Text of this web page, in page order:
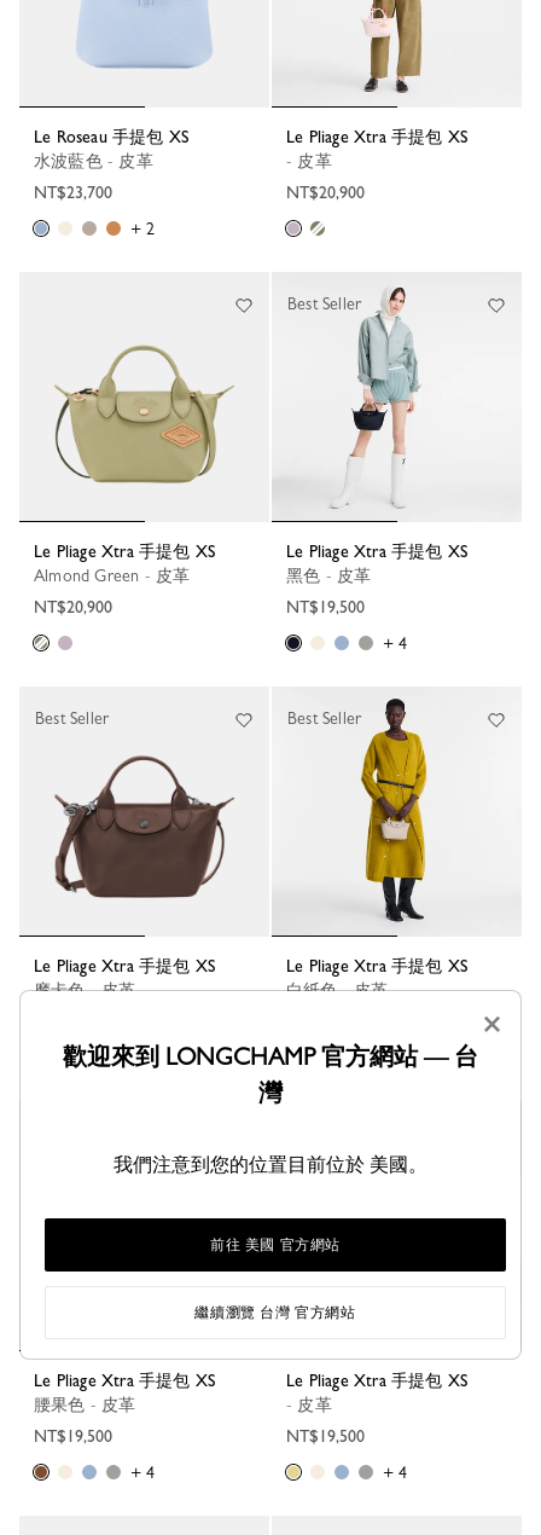
Le Roseau 手提包 XS
水波藍色 - 皮革
NT$23,700
+ 2
Le Pliage Xtra 手提包 XS
- 皮革
NT$20,900
Le Pliage Xtra 手提包 XS
Almond Green - 皮革
NT$20,900
Le Pliage Xtra 手提包 XS
黑色 - 皮革
NT$19,500
+ 4
Best Seller
Le Pliage Xtra 手提包 XS
摩卡色 - 皮革
+ 4
Best Seller
Le Pliage Xtra 手提包 XS
白紙色 - 皮革
+ 4
Best Seller
Le Pliage Xtra 手提包 XS
腰果色 - 皮革
NT$19,500
+ 4
Le Pliage Xtra 手提包 XS
- 皮革
NT$19,500
+ 4
×
歡迎來到 LONGCHAMP 官方網站 — 台
灣
我們注意到您的位置目前位於 美國。
前往 美國 官方網站
繼續瀏覽 台灣 官方網站